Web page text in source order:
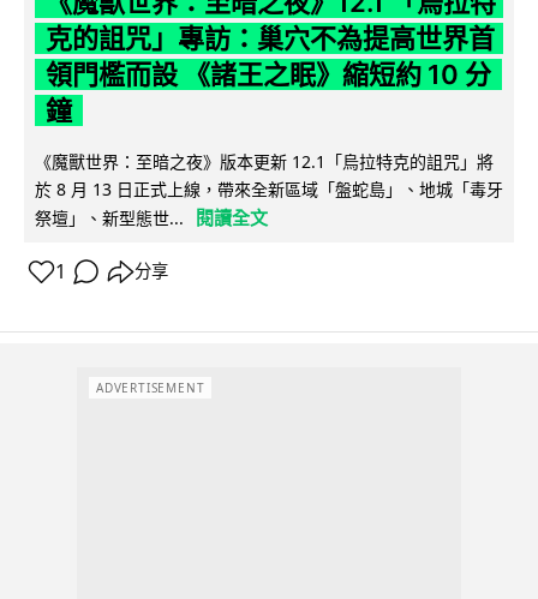
克的詛咒」專訪：巢穴不為提高世界首
領門檻而設 《諸王之眠》縮短約 10 分
鐘
《魔獸世界：至暗之夜》版本更新 12.1「烏拉特克的詛咒」將
於 8 月 13 日正式上線，帶來全新區域「盤蛇島」、地城「毒牙
祭壇」、新型態世...
閱讀全文
1 分享
ADVERTISEMENT